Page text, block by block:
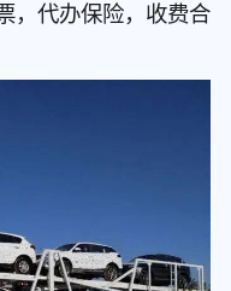
，代办保险，收费合